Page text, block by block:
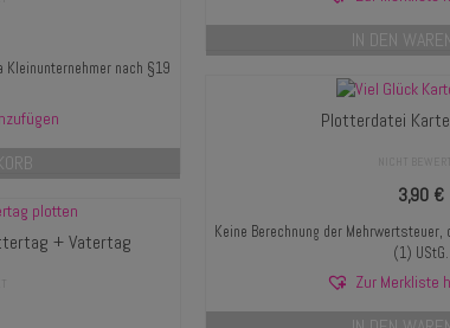
IN DEN
Kleinunternehmer nach §19
Plotterdatei
3,90 €
Keine Berechnung der
(1) UStG.
Zur Merkliste
+ Vatertag